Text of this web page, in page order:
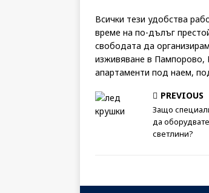
Всички тези удобства
време на по-дълъг
свободата да
изживяване в
апартаменти под наем,
PREVIOUS
Защо
да
светлини?